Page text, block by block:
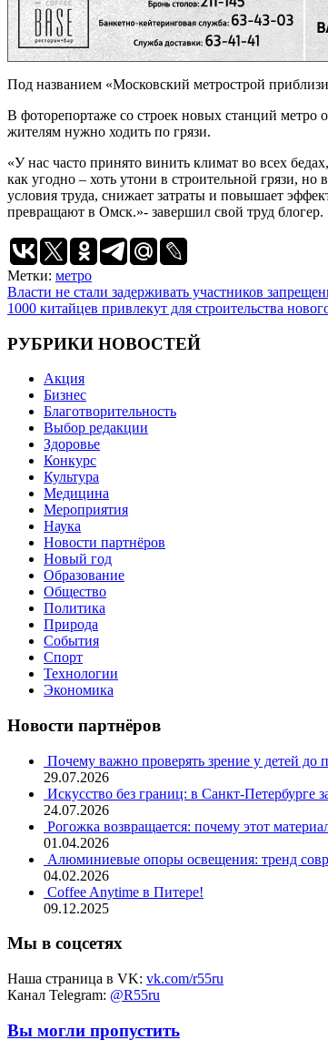
Под названием «Московский метрострой
В фоторепортаже со строек новых станций метро
жителям нужно ходить по грязи.
«У нас часто принято винить климат во всех
как угодно – хоть утони в строительной грязи,
условия труда, снижает затраты и повышает
превращают в Омск.»- завершил свой труд блогер.
Метки: метро
Навигация
по
записям
Власти не стали задерживать участников
1000 китайцев привлекут для строительства
РУБРИКИ НОВОСТЕЙ
Акция
Бизнес
Благотворительность
Выбор редакции
Здоровье
Конкурс
Культура
Медицина
Мероприятия
Наука
Новости партнёров
Новый год
Образование
Общество
Политика
Природа
События
Спорт
Технологии
Экономика
Новости партнёров
Почему важно проверять зрение у детей до
29.07.2026
Искусство без границ: в Санкт-Петербурге
24.07.2026
Рогожка возвращается: почему этот
01.04.2026
Алюминиевые опоры освещения: тренд
04.02.2026
Coffee Anytime в Питере!
09.12.2025
Мы в соцсетях
Наша страница в VK: vk.com/r55ru
Канал Telegram: @R55ru
Вы могли пропустить